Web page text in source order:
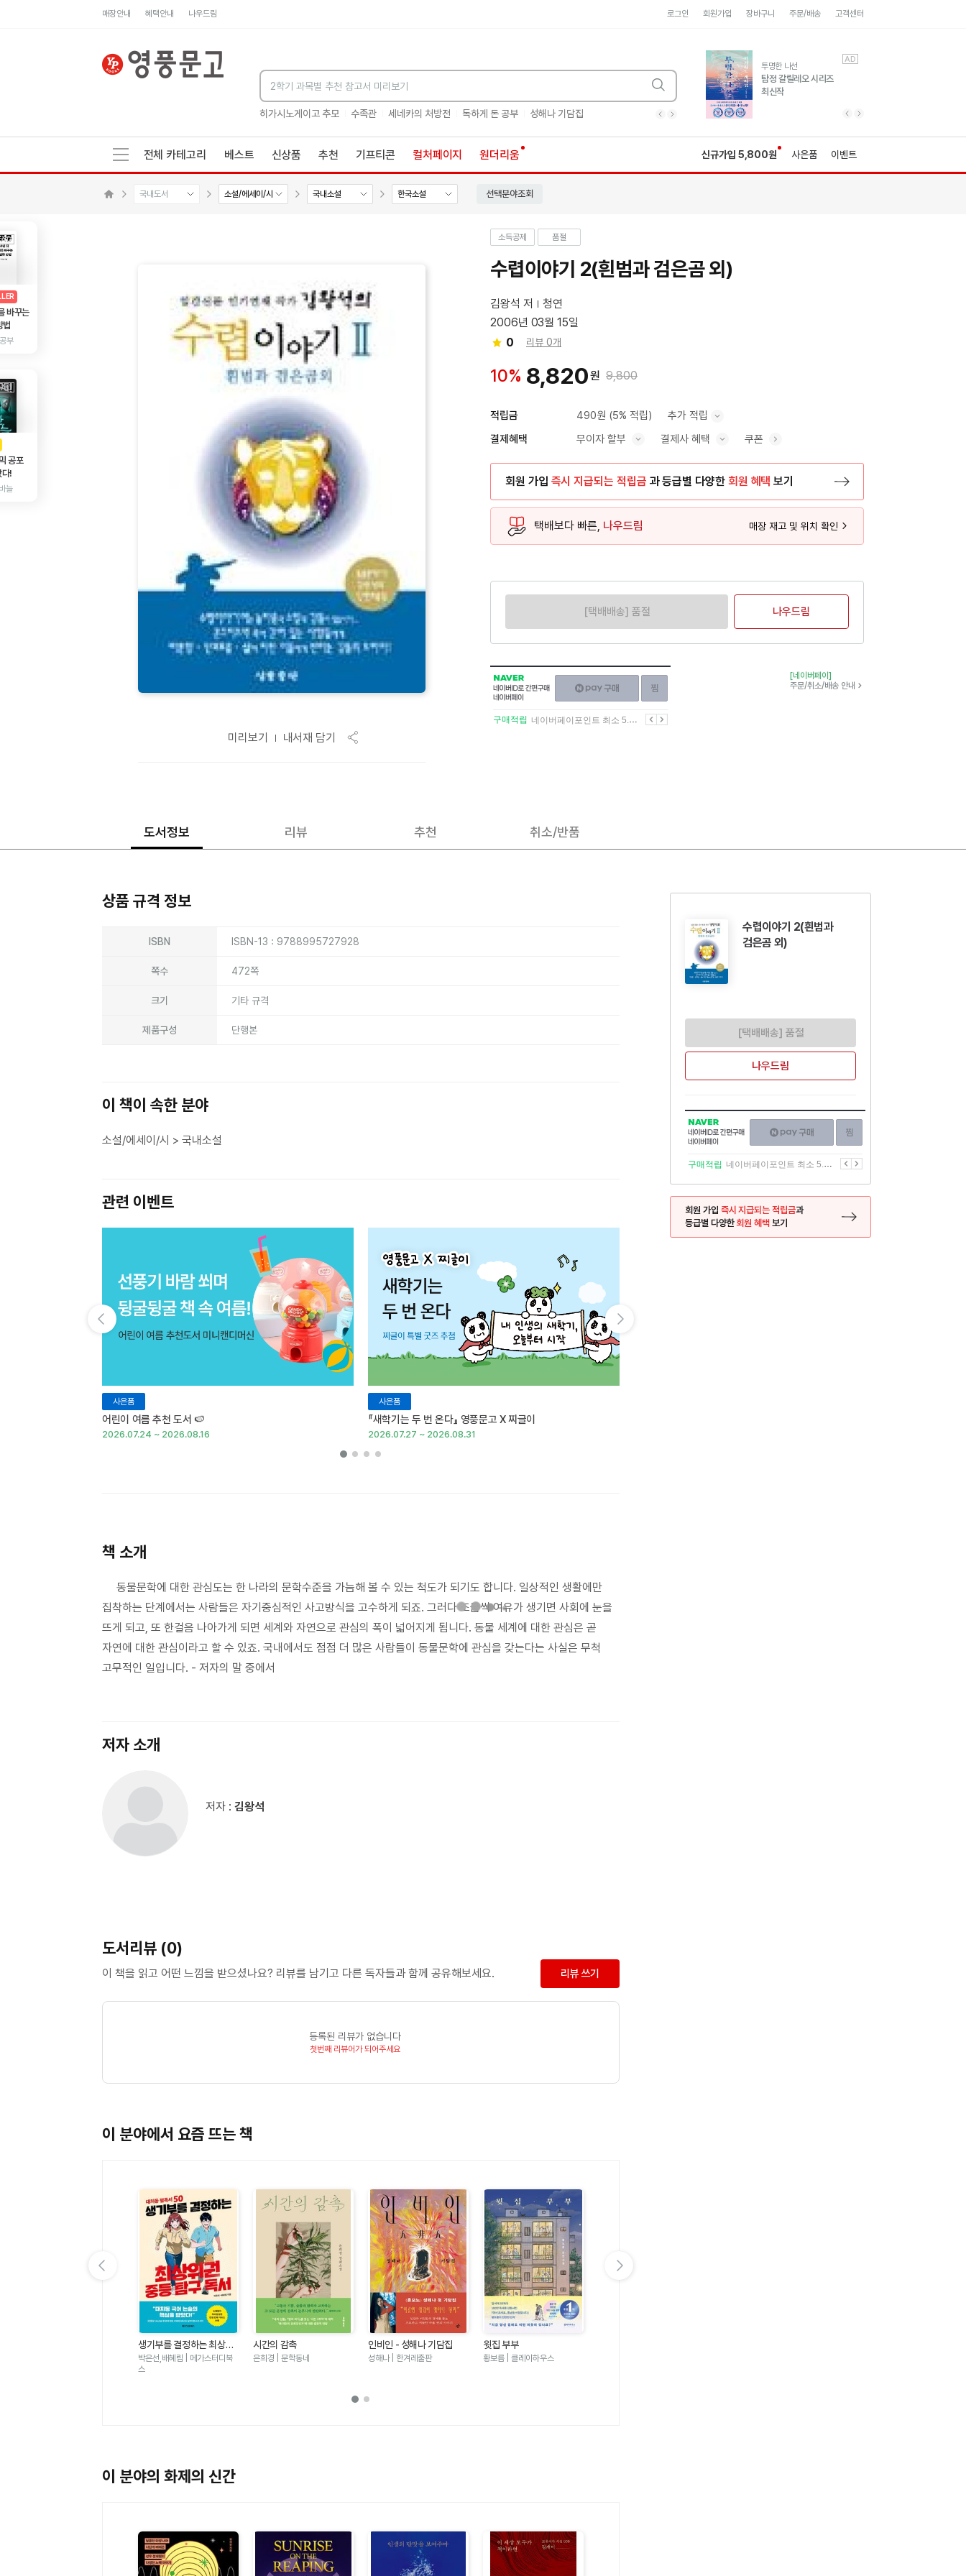
매장안내 혜택안내 나우드림 로그인 회원가입 장바구니 주문/배송 고객센터
히가시노게이고 추모 수족관 세네카의 처방전 독하게 돈 공부 성해나 기담집 히가시노게이고 추모 수족관 독하게 돈 공부
유럽 도시 기행3
풍성한 서사와 인문학적
통찰!
AD
투명한 나선
탐정 갈릴레오 시리즈
최신작
AD
전체 카테고리 베스트 신상품 추천 기프티콘 컬처페이지 원더리움 신규가입 5,800원 사은품 이벤트
국내도서 소설/에세이/시 국내소설 한국소설 선택분야조회
AD
바꾸는
법
부
AD
공포
다!
늘
미리보기 내서재 담기
소득공제 품절
수렵이야기 2(흰범과 검은곰 외)
김왕석 저
청연
2006년 03월 15일
0
리뷰 0개
10% 8,820원 9,800
적립금 490원 (5% 적립) 추가 적립
결제혜택 무이자 할부 결제사 혜택 쿠폰
회원 가입 즉시 지급되는 적립금 과 등급별 다양한 회원 혜택 보기
택배보다 빠른, 나우드림 매장 재고 및 위치 확인
[택배배송] 품절 나우드림
NAVER
네이버
ID로
간편구매
네이버페이
구매하기
이전
구매적립 네이버페이포인트 최소 5.5% 적립 다음
[네이버페이]
주문/취소/배송 안내
도서정보 리뷰 추천 취소/반품
상품 규격 정보
ISBN ISBN-13 : 9788995727928
쪽수 472쪽
크기 기타 규격
제품구성 단행본
이 책이 속한 분야
소설/에세이/시 > 국내소설
관련 이벤트
사은품
어린이 여름 추천 도서 🍉
2026.07.24 ~ 2026.08.16
사은품
『새학기는 두 번 온다』 영풍문고 X 찌글이
2026.07.27 ~ 2026.08.31
책 소개
동물문학에 대한 관심도는 한 나라의 문학수준을 가늠해 볼 수 있는 척도가 되기도 합니다. 일상적인 생활에만
집착하는 단계에서는 사람들은 자기중심적인 사고방식을 고수하게 되죠. 그러다 조금씩 여유가 생기면 사회에 눈을
뜨게 되고, 또 한걸음 나아가게 되면 세계와 자연으로 관심의 폭이 넓어지게 됩니다. 동물 세계에 대한 관심은 곧
자연에 대한 관심이라고 할 수 있죠. 국내에서도 점점 더 많은 사람들이 동물문학에 관심을 갖는다는 사실은 무척
고무적인 일입니다. - 저자의 말 중에서
저자 소개
저자 : 김왕석
도서리뷰 (0)
이 책을 읽고 어떤 느낌을 받으셨나요? 리뷰를 남기고 다른 독자들과 함께 공유해보세요. 리뷰 쓰기
등록된 리뷰가 없습니다
첫번째 리뷰어가 되어주세요
이 분야에서 요즘 뜨는 책
생기부를 결정하는 최상위
권 중등 탐구 독서 - 대치동
필독서 50
박은선,배혜림 | 메가스터디북
스
시간의 감촉
은희경 | 문학동네
인비인 - 성해나 기담집
성해나 | 한겨레출판
윗집 부부
황보름 | 클레이하우스
이 분야의 화제의 신간
수렵이야기 2(흰범과
검은곰 외)
[택배배송] 품절
나우드림
NAVER
네이버
ID로
간편구매
네이버페이
구매하기
이전
구매적립 네이버페이포인트 최소 5.5% 적립 다음
회원 가입 즉시 지급되는 적립금과
등급별 다양한회원 혜택 보기